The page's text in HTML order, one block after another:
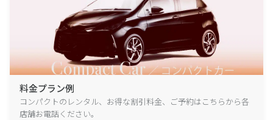
料金プラン例
コンパクトのレンタル、お得な割引料金、ご予約はこちらから各
店舗お電話ください。